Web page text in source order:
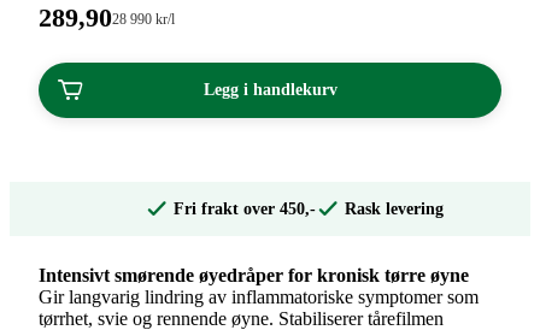
Pris:
kroner.
289,90Stykkpris:
990,00/l
28 990 kr/l
Legg i handlekurv
Fri frakt over 450,- Rask levering
Intensivt smørende øyedråper for kronisk tørre øyne
Gir langvarig lindring av inflammatoriske symptomer som
tørrhet, svie og rennende øyne. Stabiliserer tårefilmen